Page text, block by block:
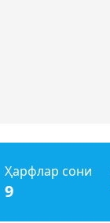
Ҳарфлар сони
9